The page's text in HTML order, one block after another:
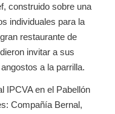
construido sobre una
individuales para la
restaurante de
invitar a sus
a la parrilla.
IPCVA en el Pabellón
Compañía Bernal,